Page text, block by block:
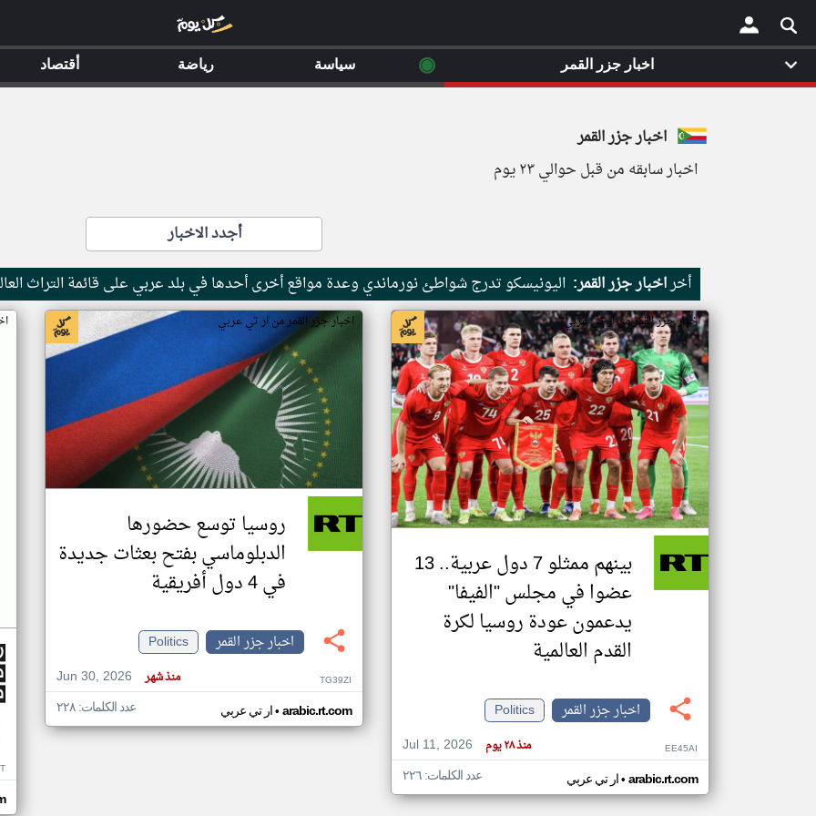
×
اخبار جزر القمر
اخبار سابقه من قبل حوالي ٢٣ يوم
أجدد الاخبار
أخراخبار جزر القمر: اليونيسكو تدرج شواطئ نورماندي وعدة مواقع أخرى أحدها في بلد عربي على قائمة التراث
اخبار جزر القمر من ار تي عربي
بينهم ممثلو 7 دول عربية.. 13
عضوا في مجلس "الفيفا"
يدعمون عودة روسيا لكرة
القدم العالمية
اخبار جزر القمر
Politics
Jul 11, 2026
منذ ٢٨ يوم EE45AI
ار تي عربي• arabic.rt.com عدد الكلمات: ٢٢٦
اخبار جزر القمر من ار تي عربي
روسيا توسع حضورها
الدبلوماسي بفتح بعثات جديدة
في 4 دول أفريقية
اخبار جزر القمر
Politics
Jun 30, 2026
منذ شهر TG39ZI
ار تي عربي• arabic.rt.com عدد الكلمات: ٢٢٨
اخبار جزر القمر ◉ سياسة رياضة أقتصاد